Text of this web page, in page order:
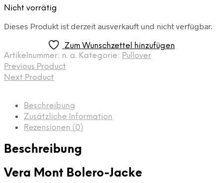
Nicht vorrätig
Dieses Produkt ist derzeit ausverkauft und nicht verfügbar.
Zum Wunschzettel hinzufügen
Artikelnummer: n. a. Kategorie: Pullover
Previous Product
Next Product
Beschreibung
Zusätzliche Information
Rezensionen (0)
Beschreibung
Vera Mont Bolero-Jacke